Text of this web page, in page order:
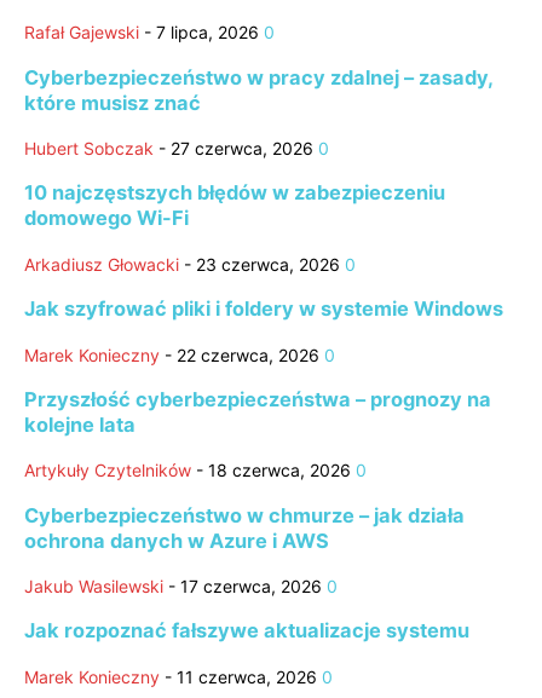
Rafał Gajewski - 7 lipca, 2026 0
Cyberbezpieczeństwo w pracy zdalnej – zasady,
które musisz znać
Hubert Sobczak - 27 czerwca, 2026 0
10 najczęstszych błędów w zabezpieczeniu
domowego Wi-Fi
Arkadiusz Głowacki - 23 czerwca, 2026 0
Jak szyfrować pliki i foldery w systemie Windows
Marek Konieczny - 22 czerwca, 2026 0
Przyszłość cyberbezpieczeństwa – prognozy na
kolejne lata
Artykuły Czytelników - 18 czerwca, 2026 0
Cyberbezpieczeństwo w chmurze – jak działa
ochrona danych w Azure i AWS
Jakub Wasilewski - 17 czerwca, 2026 0
Jak rozpoznać fałszywe aktualizacje systemu
Marek Konieczny - 11 czerwca, 2026 0